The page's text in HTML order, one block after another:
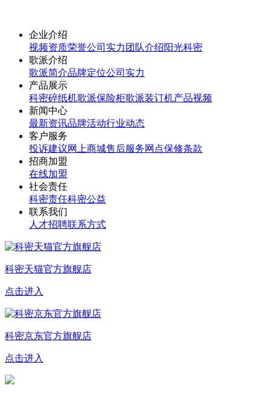
企业介绍
视频资质荣誉公司实力 团队介绍阳光科密
歌派介绍
歌派简介品牌定位公司实力
产品展示
科密碎纸机歌派保险柜歌派装订机产品视频
新闻中心
最新资讯品牌活动行业动态
客户服务
投诉建议网上商城售后服务网点保修条款
招商加盟
在线加盟
社会责任
科密责任科密公益
联系我们
人才招聘联系方式
科密天猫官方旗舰店
点击进入
科密京东官方旗舰店
点击进入